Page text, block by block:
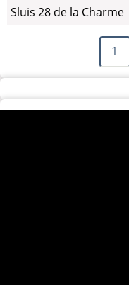
Sluis 28 de la Charme
1